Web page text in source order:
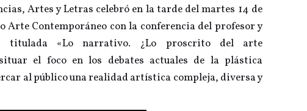
Artes y Letras celebró en la tarde del martes 14 de
Arte Contemporáneo con la conferencia del profesor y
titulada «Lo narrativo. ¿Lo proscrito del arte
el foco en los debates actuales de la plástica
al público una realidad artística compleja, diversa y